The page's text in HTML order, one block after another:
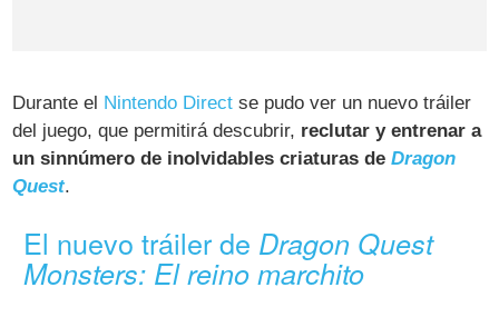
Durante el Nintendo Direct se pudo ver un nuevo tráiler
del juego, que permitirá descubrir, reclutar y entrenar a
un sinnúmero de inolvidables criaturas deDragon
Quest.
El nuevo tráiler de Dragon Quest
Monsters: El reino marchito